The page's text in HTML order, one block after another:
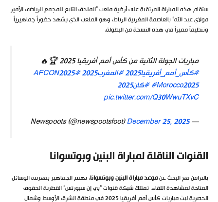
ستقام هذه المباراة المرتقبة على أرضية ملعب “الملحق التابع للمجمع الرياضي الأمير
مولاي عبد الله” بالعاصمة المغربية الرباط، وهو الملعب الذي يشهد حضوراً جماهيرياً
وتنظيماً مميزاً في هذه النسخة من البطولة.
مباريات الجولة الثانية من كأس أمم أفريقيا 2025 🏆🔥
#كأس_أمم_أفريقيا2025
#المغرب2025
#AFCON2025
#Morocco2025 #كان2025
pic.twitter.com/Q30WwuTXvC
— Newspoots (@newspootsfoot)
December 25, 2025
القنوات الناقلة لمباراة البنين وبوتسوانا
بالتزامن مع البحث عنموعد مباراة البنين وبوتسوانا، تهتم الجماهير بمعرفة الوسائل
المتاحة لمشاهدة اللقاء. تمتلك شبكة قنوات “بي إن سبورتس” القطرية الحقوق
الحصرية لبث مباريات كأس أمم أفريقيا 2025 في منطقة الشرق الأوسط وشمال